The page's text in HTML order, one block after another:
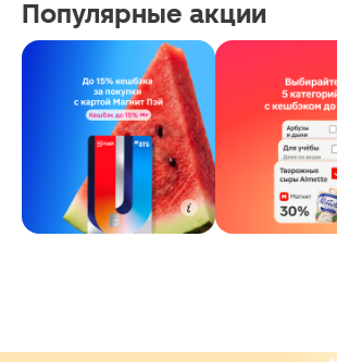
Популярные акции